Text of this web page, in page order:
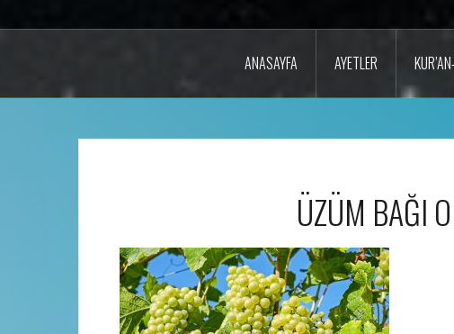
ANASAYFA AYETLER
ÜZÜM BAĞI